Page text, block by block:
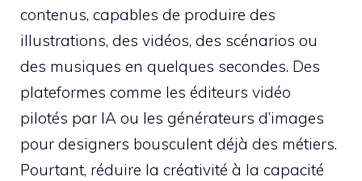
contenus, capables de produire des
illustrations, des vidéos, des scénarios ou
des musiques en quelques secondes. Des
plateformes comme les éditeurs vidéo
pilotés par IA ou les générateurs d’images
pour designers bousculent déjà des métiers.
Pourtant, réduire la créativité à la capacité